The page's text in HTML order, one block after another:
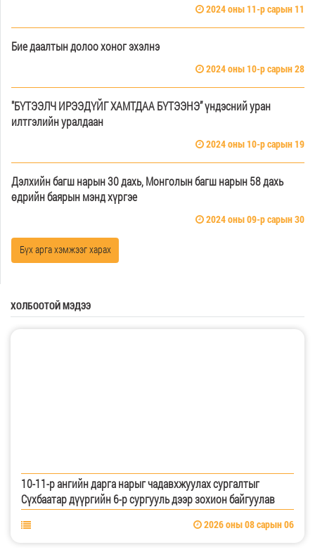
2024 оны 11-р сарын 11
Бие даалтын долоо хоног эхэлнэ
2024 оны 10-р сарын 28
"БҮТЭЭЛЧ ИРЭЭДҮЙГ ХАМТДАА БҮТЭЭНЭ” үндэсний уран
илтгэлийн уралдаан
2024 оны 10-р сарын 19
Дэлхийн багш нарын 30 дахь, Монголын багш нарын 58 дахь
өдрийн баярын мэнд хүргэе
2024 оны 09-р сарын 30
Бүх арга хэмжээг харах
ХОЛБООТОЙ МЭДЭЭ
10-11-р ангийн дарга нарыг чадавхжуулах сургалтыг
Сүхбаатар дүүргийн 6-р сургууль дээр зохион байгуулав
2026 оны 08 сарын 06